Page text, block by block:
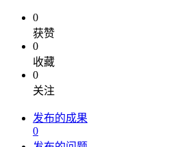
0
获赞
0
收藏
0
关注
发布的成果
0